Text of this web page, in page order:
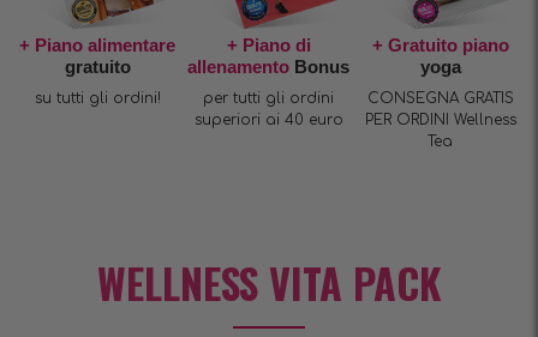
+ Piano alimentare
gratuito
su tutti gli ordini!
+ Piano di
allenamento Bonus
per tutti gli ordini
superiori ai 40 euro
+ Gratuito piano
yoga
CONSEGNA GRATIS
PER ORDINI Wellness
Tea
WELLNESS VITA PACK